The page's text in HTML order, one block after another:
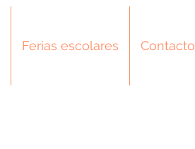
Ferias escolares Contacto